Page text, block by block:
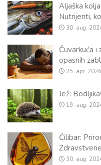
Aljaška
Nutrijenti,
30. aug.
Čuvarkuća
opasnih
25. apr.
Jež:
19. aug.
Ćilibar:
30. aug.